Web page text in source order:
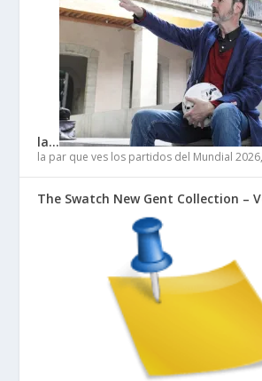
la…
la par que ves los partidos del Mundial
The Swatch New Gent Collection –